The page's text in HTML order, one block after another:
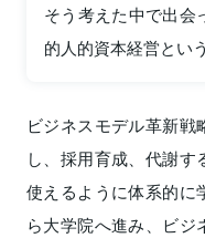
そう考えた中で出会
的人的資本経営とい
ビジネスモデル革新
し、採用育成、代謝
使えるように体系的に
ら大学院へ進み、ビ